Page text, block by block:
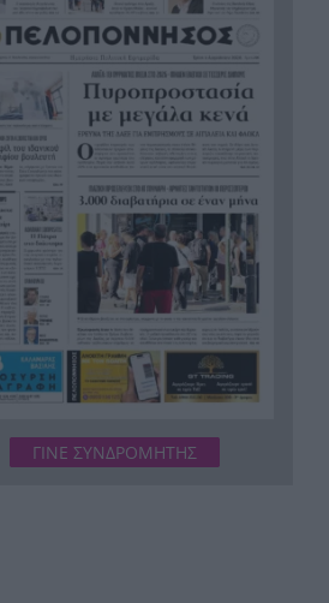
Σημαντική ενίσχυση για τον
Αίαντα ΑΣΑΑ
Κοριτσάκι τριών χρονών
παγιδεύτηκε σε παιδική
κουζίνα στις ΗΠΑ και πέθανε
Με τα αδέλφια Ανδρέα και
Κωνσταντίνο Μπιτσάκο η
Εθνική ανδρών στους
Μεσογειακούς
Πέταξε στα σκουπίδια δελτίο
που κέρδιζε ένα εκατομμύριο
στο ΛΟΤΤΟ, αλλά έψαξε και το
βρήκε!
H Εθνική Νέων Γυναικών
ΓΙΝΕ ΣΥΝΔΡΟΜΗΤΗΣ